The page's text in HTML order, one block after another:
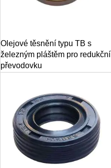
Olejové těsnění typu TB s
železným pláštěm pro redukční
převodovku